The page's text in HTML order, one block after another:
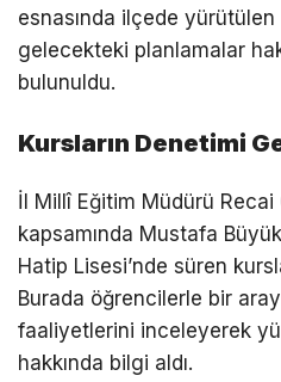
esnasında ilçede
gelecekteki planlamalar
bulunuldu.
Kursların Denetimi
İl Millî Eğitim Müdürü Recai
kapsamında Mustafa
Hatip Lisesi’nde süren
Burada öğrencilerle bir
faaliyetlerini inceleyerek
hakkında bilgi aldı.